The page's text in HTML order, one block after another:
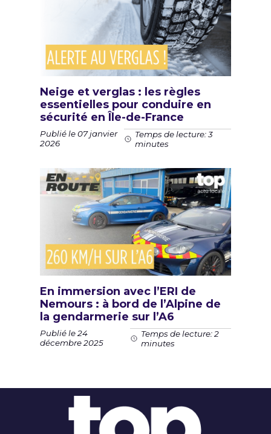
Neige et verglas : les règles
essentielles pour conduire en
sécurité en Île-de-France
Publié le 07 janvier
2026
Temps de lecture: 3
minutes
En immersion avec l’ERI de
Nemours : à bord de l’Alpine de
la gendarmerie sur l’A6
Publié le 24
décembre 2025
Temps de lecture: 2
minutes